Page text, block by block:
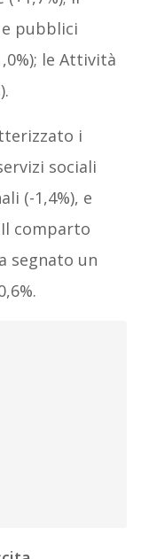
pubblici
le Attività
i
sociali
(-1,4%), e
comparto
segnato un